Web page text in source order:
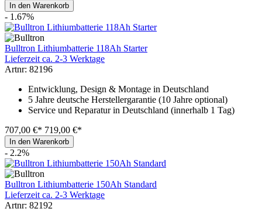
In den Warenkorb
- 1.67%
Bulltron Lithiumbatterie 118Ah Starter
Lieferzeit ca. 2-3 Werktage
Artnr: 82196
Entwicklung, Design & Montage in Deutschland
5 Jahre deutsche Herstellergarantie (10 Jahre optional)
Service und Reparatur in Deutschland (innerhalb 1 Tag)
707,00 €* 719,00 €*
In den Warenkorb
- 2.2%
Bulltron Lithiumbatterie 150Ah Standard
Lieferzeit ca. 2-3 Werktage
Artnr: 82192